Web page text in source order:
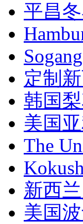
平昌
定制
韩国
美国
The
新西
美国